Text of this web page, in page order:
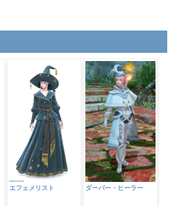
エフェメリスト ダーバー・ヒーラー